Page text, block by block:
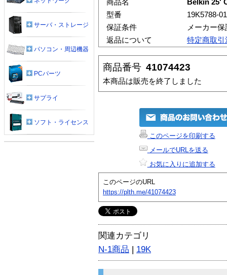
商品名
Belkin 25'
型番
19K5788-01
保証条件
メーカー保
返品について
特定商取
商品番号 41074423
本商品は販売を終了しました
このページを印刷する
メールでURLを送る
お気に入りに追加する
このページのURL
https://plth.me/41074423
関連カテゴリ
N-1商品 | 19K
サーバ・ストレージ
パソコン・周辺機器
PCパーツ
サプライ
ソフト・ライセンス